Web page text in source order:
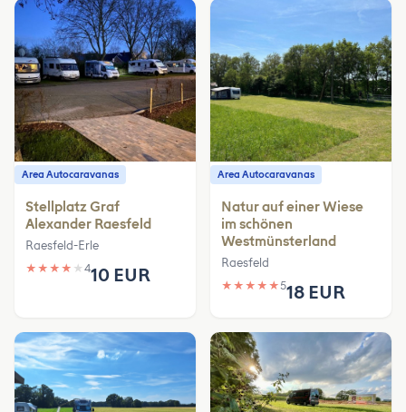
Area Autocaravanas
Stellplatz Graf
Alexander Raesfeld
Raesfeld-Erle
★ ★ ★ ★ ★ 410 EUR
Area Autocaravanas
Natur auf einer Wiese
im schönen
Westmünsterland
Raesfeld
★ ★ ★ ★ ★518 EUR